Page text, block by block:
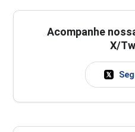
Acompanhe
X/